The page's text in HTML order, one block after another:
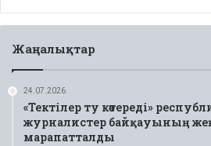
Жаңалықтар
24.07.2026
«Тектілер ту көтереді»
журналистер байқауының
марапатталды